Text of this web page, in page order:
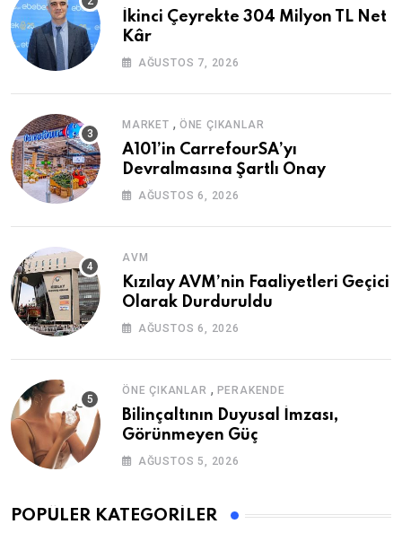
İkinci Çeyrekte 304 Milyon TL Net
Kâr
AĞUSTOS 7, 2026
MARKET , ÖNE ÇIKANLAR
A101’in CarrefourSA’yı
Devralmasına Şartlı Onay
AĞUSTOS 6, 2026
AVM
Kızılay AVM’nin Faaliyetleri Geçici
Olarak Durduruldu
AĞUSTOS 6, 2026
ÖNE ÇIKANLAR , PERAKENDE
Bilinçaltının Duyusal İmzası,
Görünmeyen Güç
AĞUSTOS 5, 2026
POPÜLER KATEGORILER